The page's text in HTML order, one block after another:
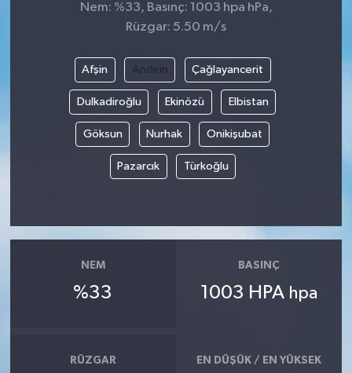
Nem: %33, Basınç: 1003 hpa hPa,
Rüzgar: 5.50 m/s
Afşin Andırın Çağlayancerit
Dulkadiroğlu Ekinözü Elbistan
Göksun Nurhak Onikişubat
Pazarcık Türkoğlu
NEM
%33
BASINÇ
1003 HPA hpa
RÜZGAR EN DÜŞÜK / EN YÜKSEK